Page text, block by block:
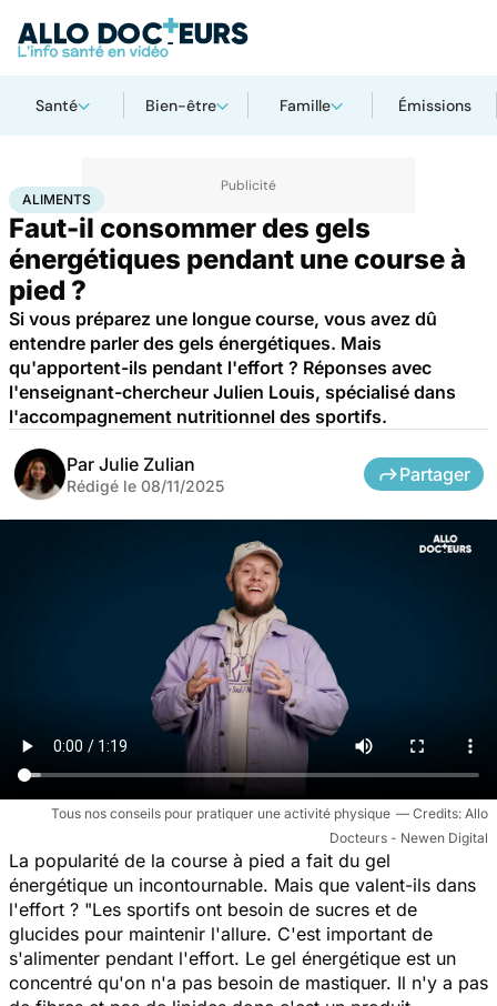
Santé Bien-être Famille Émissions
AccueilBien-être Aliments
ALIMENTS
Faut-il consommer des gels
énergétiques pendant une course à
pied ?
Si vous préparez une longue course, vous avez dû
entendre parler des gels énergétiques. Mais
qu'apportent-ils pendant l'effort ? Réponses avec
l'enseignant-chercheur Julien Louis, spécialisé dans
l'accompagnement nutritionnel des sportifs.
Par Julie Zulian
Rédigé le 08/11/2025
Partager
Tous nos conseils pour pratiquer une activité physique
Allo
Docteurs - Newen Digital
La popularité de la course à pied a fait du gel
énergétique un incontournable. Mais que valent-ils dans
l'effort ? "Les sportifs ont besoin de sucres et de
glucides pour maintenir l'allure. C'est important de
s'alimenter pendant l'effort. Le gel énergétique est un
concentré qu'on n'a pas besoin de mastiquer. Il n'y a pas